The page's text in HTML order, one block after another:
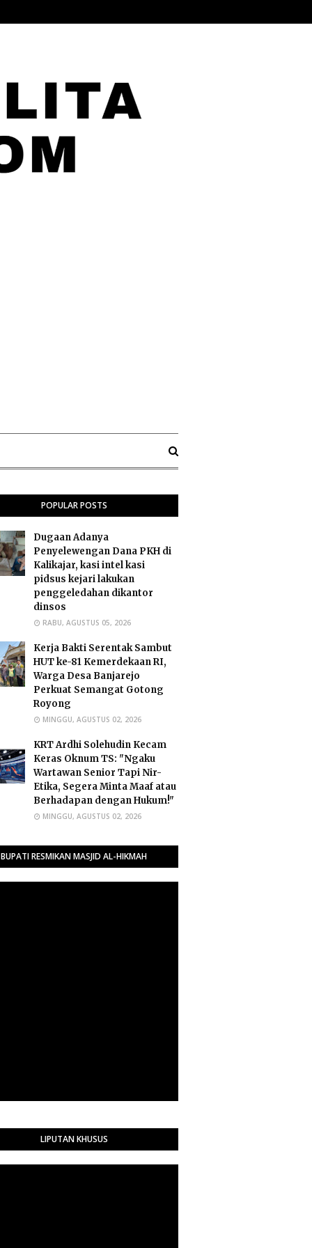
POPULAR POSTS
Dugaan Adanya
Penyelewengan Dana PKH di
Kalikajar, kasi intel kasi
pidsus kejari lakukan
penggeledahan dikantor
dinsos
RABU, AGUSTUS 05, 2026
Kerja Bakti Serentak Sambut
HUT ke-81 Kemerdekaan RI,
Warga Desa Banjarejo
Perkuat Semangat Gotong
Royong
MINGGU, AGUSTUS 02, 2026
​KRT Ardhi Solehudin Kecam
Keras Oknum TS: "Ngaku
Wartawan Senior Tapi Nir-
Etika, Segera Minta Maaf atau
Berhadapan dengan Hukum!"
MINGGU, AGUSTUS 02, 2026
BUPATI RESMIKAN MASJID AL-HIKMAH
LIPUTAN KHUSUS